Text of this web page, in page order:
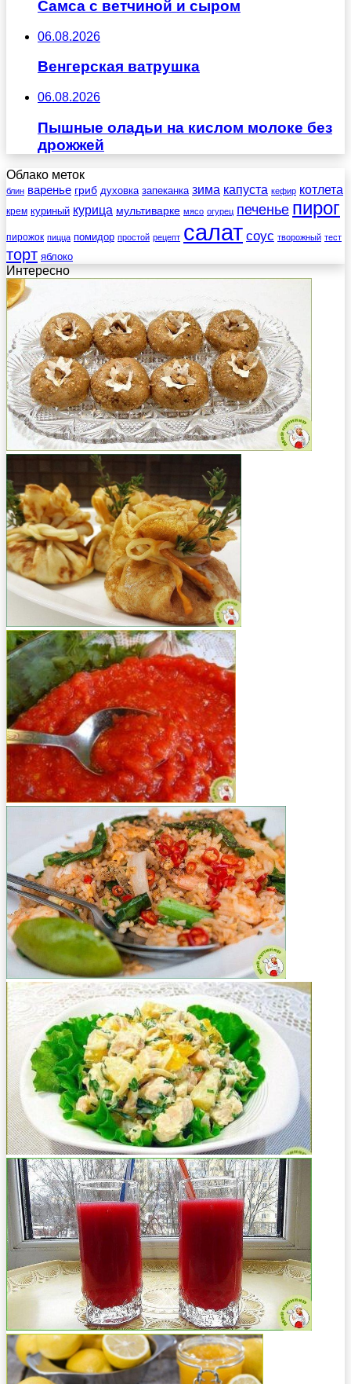
Самса с ветчиной и сыром
06.08.2026
Венгерская ватрушка
06.08.2026
Пышные оладьи на кислом молоке без
дрожжей
Облако меток
блин варенье гриб духовка запеканка зима капуста кефир котлета
крем куриный курица мультиварке мясо огурец печенье пирог
пирожок пицца помидор простой рецепт салат соус творожный тест
торт яблоко
Интересно